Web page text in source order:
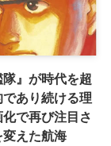
隊』が時代を超
であり続ける理
で再び注目さ
えた航海